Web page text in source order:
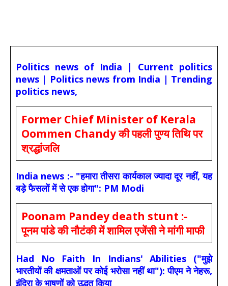
Politics news of India | Current politics
news | Politics news from India | Trending
politics news,
Former Chief Minister of Kerala
Oommen Chandy की पहली पुण्य तिथि पर
श्रद्धांजलि
India news :- "हमारा तीसरा कार्यकाल ज्यादा दूर नहीं, यह
बड़े फैसलों में से एक होगा": PM Modi
Poonam Pandey death stunt :-
पूनम पांडे की नौटंकी में शामिल एजेंसी ने मांगी माफी
Had No Faith In Indians' Abilities ("मुझे
भारतीयों की क्षमताओं पर कोई भरोसा नहीं था"): पीएम ने नेहरू,
इंदिरा के भाषणों को उद्धृत किया